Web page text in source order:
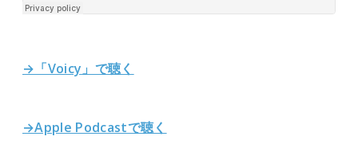
→「Voicy」で聴く
→Apple Podcastで聴く